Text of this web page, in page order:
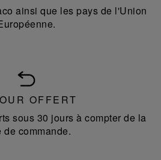
ainsi que les pays de l'Union
OFFERT
sous 30 jours à compter de la
de commande.